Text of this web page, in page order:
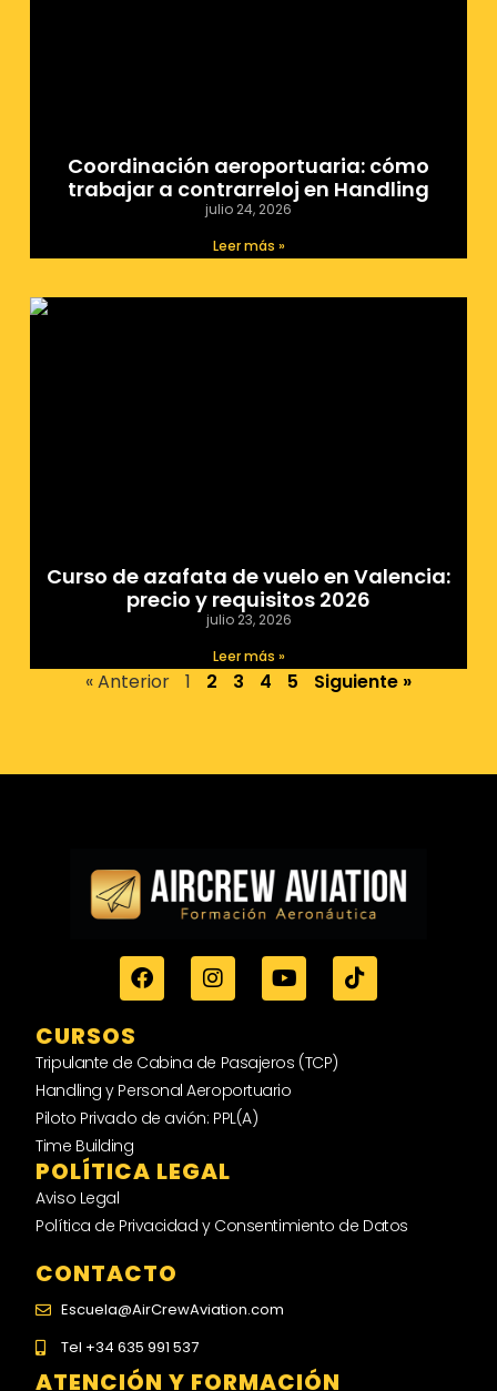
Coordinación aeroportuaria: cómo
trabajar a contrarreloj en Handling
julio 24, 2026
Leer más »
Curso de azafata de vuelo en Valencia:
precio y requisitos 2026
julio 23, 2026
Leer más »
« Anterior 1 2 3 4 5 Siguiente »
CURSOS
Tripulante de Cabina de Pasajeros (TCP)
Handling y Personal Aeroportuario
Piloto Privado de avión: PPL(A)
Time Building
POLÍTICA LEGAL
Aviso Legal
Política de Privacidad y Consentimiento de Datos
CONTACTO
Escuela@AirCrewAviation.com
Tel +34 635 991 537
ATENCIÓN Y FORMACIÓN